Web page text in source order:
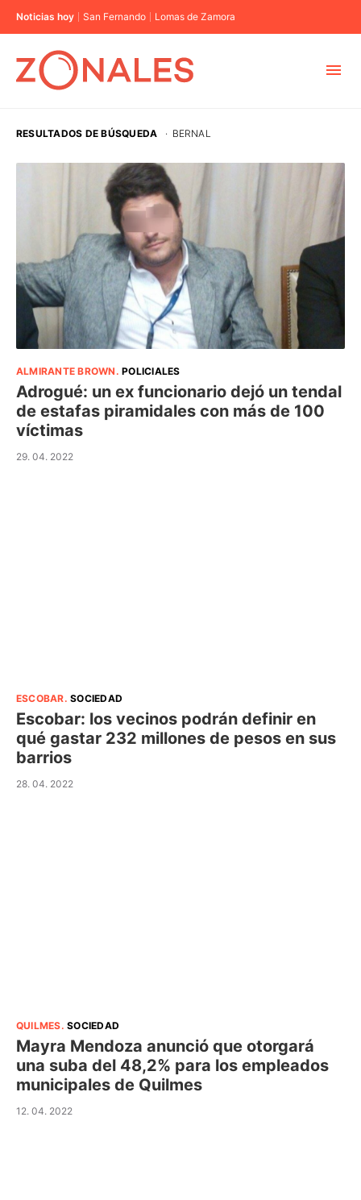
Noticias hoy San Fernando Lomas de Zamora
CABA
PROVINCIAS
ELECCIONES 2023
RESULTADOS DE BÚSQUEDA · BERNAL
ALMIRANTE BROWN .POLICIALES
Adrogué: un ex funcionario dejó un tendal
de estafas piramidales con más de 100
víctimas
29. 04. 2022
ESCOBAR.SOCIEDAD
Escobar: los vecinos podrán definir en
qué gastar 232 millones de pesos en sus
barrios
28. 04. 2022
QUILMES.SOCIEDAD
Mayra Mendoza anunció que otorgará
una suba del 48,2% para los empleados
municipales de Quilmes
12. 04. 2022